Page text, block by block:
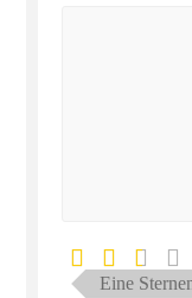
Eine